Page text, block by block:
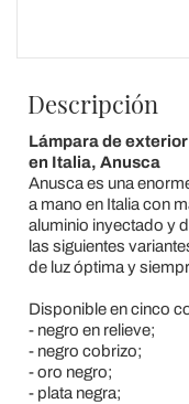
Descripción
Lámpara de
en Italia, Anusca
Anusca es una
a mano en Italia con
aluminio inyectado y
las siguientes
de luz óptima y
Disponible en cinco
- negro en relieve;
- negro cobrizo;
- oro negro;
- plata negra;